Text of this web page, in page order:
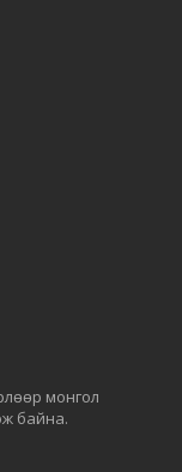
монгол
байна.